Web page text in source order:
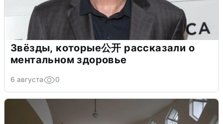
Звёзды, которые公开 рассказали о
ментальном здоровье
6 августа 0